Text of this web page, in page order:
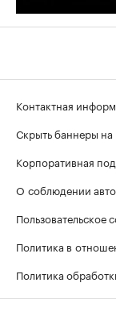
Контактная
Скрыть баннеры
Корпоративная
О соблюдении
Пользовательское
Политика в
Политика